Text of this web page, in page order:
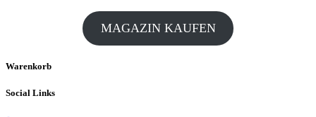
MAGAZIN KAUFEN
Warenkorb
Social Links